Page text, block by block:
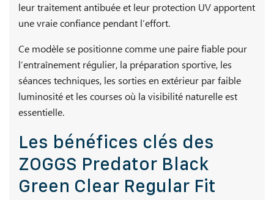
leur traitement antibuée et leur protection UV apportent
une vraie confiance pendant l’effort.
Ce modèle se positionne comme une paire fiable pour
l’entraînement régulier, la préparation sportive, les
séances techniques, les sorties en extérieur par faible
luminosité et les courses où la visibilité naturelle est
essentielle.
Les bénéfices clés des
ZOGGS Predator Black
Green Clear Regular Fit